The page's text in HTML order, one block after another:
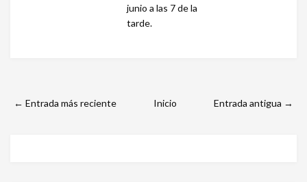
junio a las 7 de la
tarde.
← Entrada más reciente Entrada antigua →
Inicio